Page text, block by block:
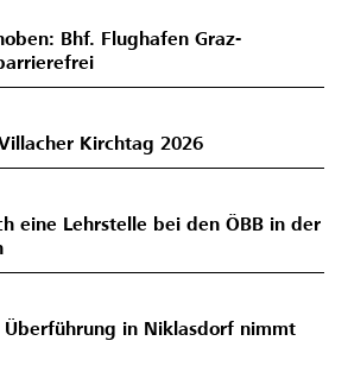
Bhf. Flughafen Graz-
Kirchtag 2026
eine Lehrstelle bei den ÖBB in der
in Niklasdorf nimmt